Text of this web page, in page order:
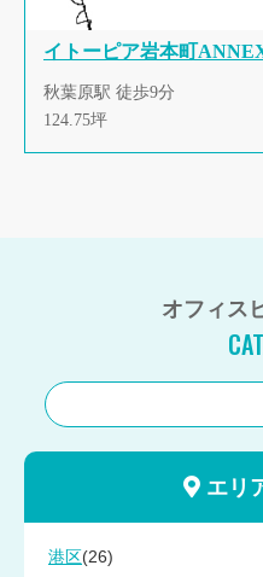
イトーピア岩本町
秋葉原駅 徒歩9分
124.75坪
オフィス
エリ
港区 (26)